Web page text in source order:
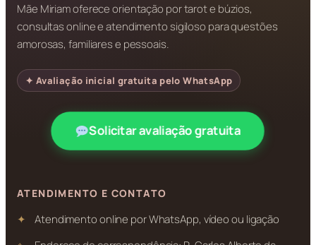
Mãe Miriam oferece orientação por tarot e búzios,
consultas online e atendimento sigiloso para questões
amorosas, familiares e pessoais.
✦ Avaliação inicial gratuita pelo WhatsApp
Solicitar avaliação gratuita
ATENDIMENTO E CONTATO
Atendimento online por WhatsApp, vídeo ou ligação